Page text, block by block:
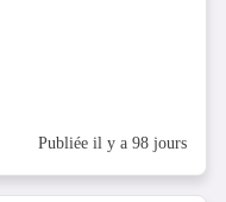
Publiée il y a 98 jours